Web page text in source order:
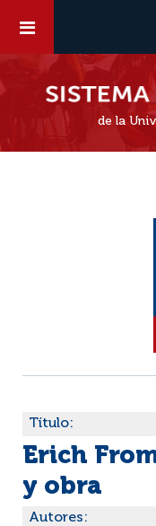
de la
Título:
Erich
y obra
Autores: